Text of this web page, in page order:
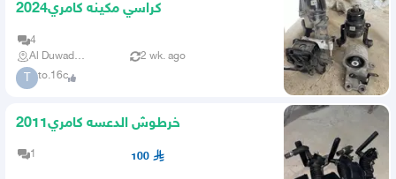
كراسي مكينه كامري2024
4
Al Duwadimi
2 wk. ago
T to.16c
خرطوش الدعسه كامري2011
1 100